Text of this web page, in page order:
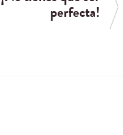
perfecta!